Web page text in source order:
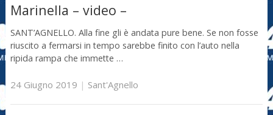
Marinella – video –
SANT’AGNELLO. Alla fine gli è andata pure bene. Se non fosse
riuscito a fermarsi in tempo sarebbe finito con l’auto nella
ripida rampa che immette …
24 Giugno 2019 | Sant'Agnello